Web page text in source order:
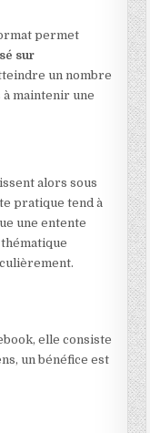
permet
sur
un nombre
maintenir une
alors sous
pratique tend à
une entente
elle consiste
un bénéfice est